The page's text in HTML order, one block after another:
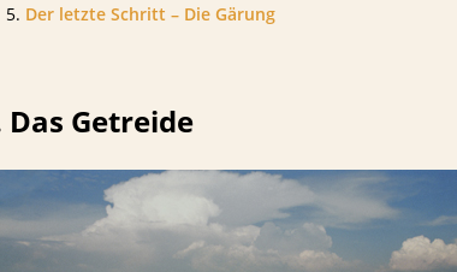
Der letzte Schritt – Die Gärung
Das Getreide